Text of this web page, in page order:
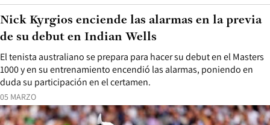
05 MARZO
El tenista australiano se prepara para hacer su debut en el Masters
1000 y en su entrenamiento encendió las alarmas, poniendo en
duda su participación en el certamen.
Nick Kyrgios enciende las alarmas en la previa
de su debut en Indian Wells